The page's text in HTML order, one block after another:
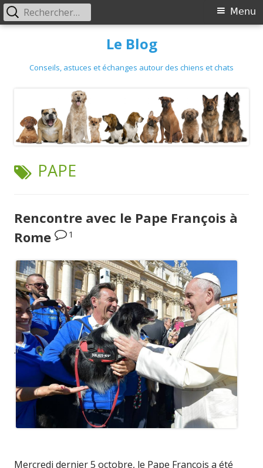
content
Le Blog
Conseils, astuces et échanges autour des chiens et chats
Primary
Menu
Menu
Rechercher :
TAG:
PAPE
Rencontre avec le Pape François à
Rome
1
.
Mercredi dernier 5 octobre, le Pape François a été